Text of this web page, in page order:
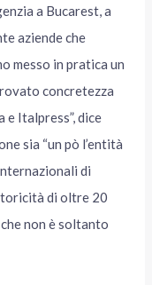
a Bucarest, a
aziende che
messo in pratica un
concretezza
e Italpress”, dice
sia “un pò l’entità
di
di oltre 20
non è soltanto